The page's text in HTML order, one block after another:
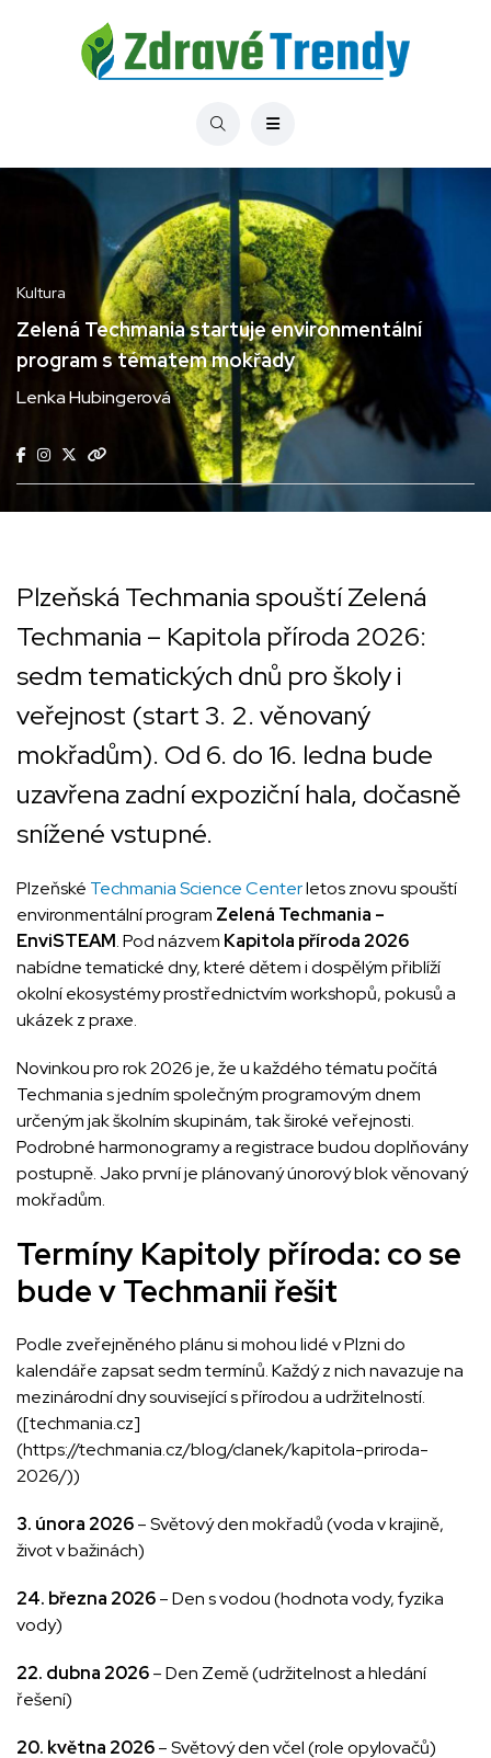
Kultura
Zelená Techmania startuje environmentální
program s tématem mokřady
Lenka Hubingerová
Plzeňská Techmania spouští Zelená
Techmania – Kapitola příroda 2026:
sedm tematických dnů pro školy i
veřejnost (start 3. 2. věnovaný
mokřadům). Od 6. do 16. ledna bude
uzavřena zadní expoziční hala, dočasně
snížené vstupné.
Plzeňské Techmania Science Centerletos znovu spouští
environmentální program Zelená Techmania –
EnviSTEAM. Pod názvem Kapitola příroda 2026
nabídne tematické dny, které dětem i dospělým přiblíží
okolní ekosystémy prostřednictvím workshopů, pokusů a
ukázek z praxe.
Novinkou pro rok 2026 je, že u každého tématu počítá
Techmania s jedním společným programovým dnem
určeným jak školním skupinám, tak široké veřejnosti.
Podrobné harmonogramy a registrace budou doplňovány
postupně. Jako první je plánovaný únorový blok věnovaný
mokřadům.
Termíny Kapitoly příroda: co se
bude v Techmanii řešit
Podle zveřejněného plánu si mohou lidé v Plzni do
kalendáře zapsat sedm termínů. Každý z nich navazuje na
mezinárodní dny související s přírodou a udržitelností.
([techmania.cz]
(https://techmania.cz/blog/clanek/kapitola-priroda-
2026/))
3. února 2026– Světový den mokřadů (voda v krajině,
život v bažinách)
24. března 2026– Den s vodou (hodnota vody, fyzika
vody)
22. dubna 2026– Den Země (udržitelnost a hledání
řešení)
20. května 2026– Světový den včel (role opylovačů)